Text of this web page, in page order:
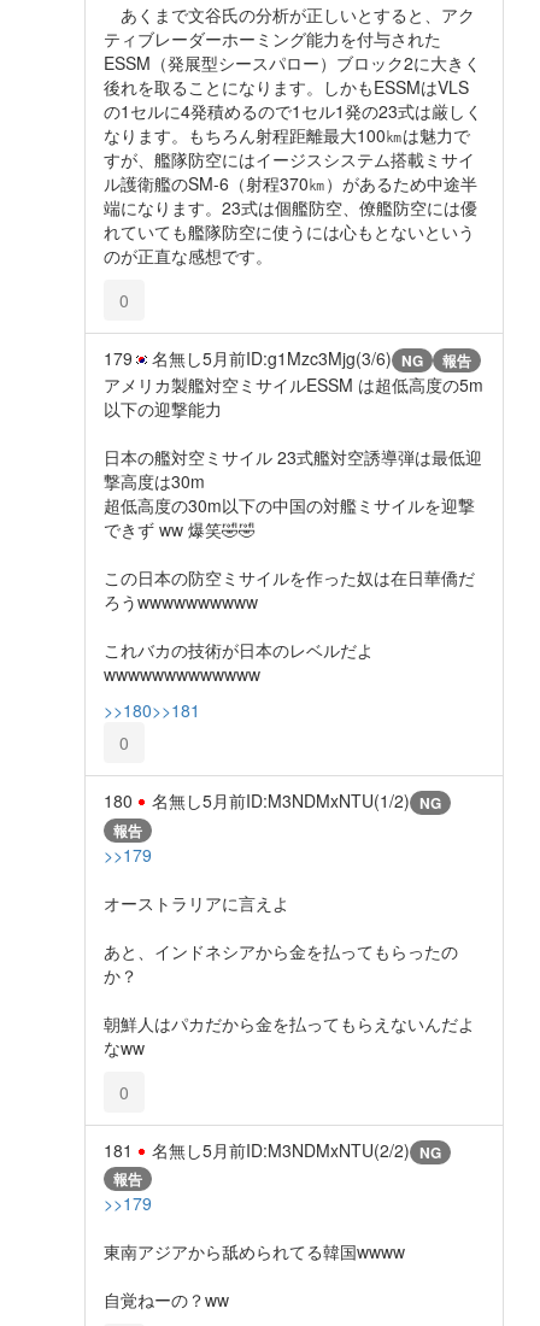
あくまで文谷氏の分析が正しいとすると、アク
ティブレーダーホーミング能力を付与された
ESSM（発展型シースパロー）ブロック2に大きく
後れを取ることになります。しかもESSMはVLS
の1セルに4発積めるので1セル1発の23式は厳しく
なります。もちろん射程距離最大100㎞は魅力で
すが、艦隊防空にはイージスシステム搭載ミサイ
ル護衛艦のSM-6（射程370㎞）があるため中途半
端になります。23式は個艦防空、僚艦防空には優
れていても艦隊防空に使うには心もとないという
のが正直な感想です。
0
179 名無し5月前ID:g1Mzc3Mjg(3/6) NG 報告
アメリカ製艦対空ミサイルESSM は超低高度の5m
以下の迎撃能力
日本の艦対空ミサイル 23式艦対空誘導弾は最低迎
撃高度は30m
超低高度の30m以下の中国の対艦ミサイルを迎撃
できず ww 爆笑🤣🤣
この日本の防空ミサイルを作った奴は在日華僑だ
ろうwwwwwwwwww
これバカの技術が日本のレベルだよ
wwwwwwwwwwwww
>>180>>181
0
180 名無し5月前ID:M3NDMxNTU(1/2) NG
報告
>>179
オーストラリアに言えよ
あと、インドネシアから金を払ってもらったの
か？
朝鮮人はパカだから金を払ってもらえないんだよ
なww
0
181 名無し5月前ID:M3NDMxNTU(2/2) NG
報告
>>179
東南アジアから舐められてる韓国wwww
自覚ねーの？ww